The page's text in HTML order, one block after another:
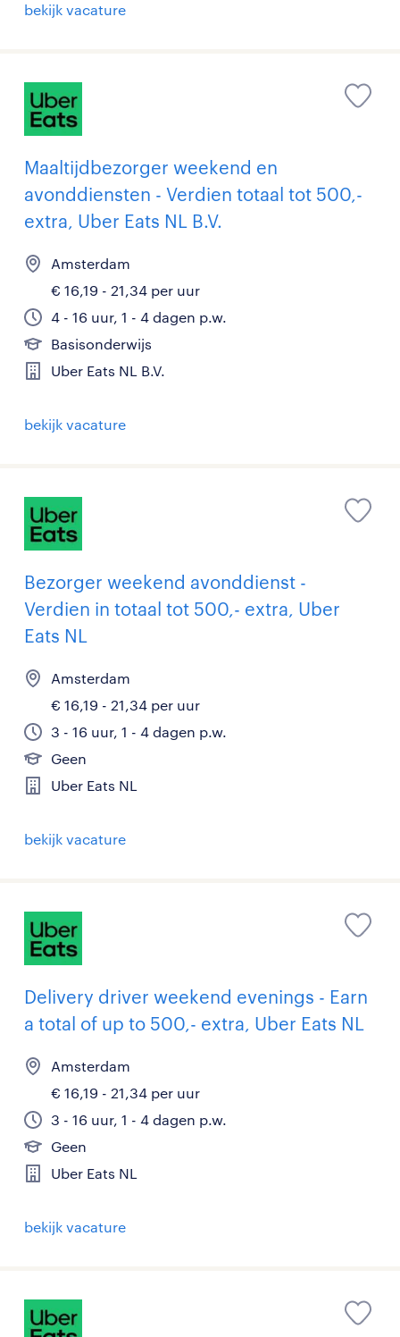
bekijk vacature
Maaltijdbezorger weekend en
avonddiensten - Verdien totaal tot 500,-
extra, Uber Eats NL B.V.
Amsterdam
€ 16,19 - 21,34 per uur
4 - 16 uur, 1 - 4 dagen p.w.
Basisonderwijs
Uber Eats NL B.V.
bekijk vacature
Bezorger weekend avonddienst -
Verdien in totaal tot 500,- extra, Uber
Eats NL
Amsterdam
€ 16,19 - 21,34 per uur
3 - 16 uur, 1 - 4 dagen p.w.
Geen
Uber Eats NL
bekijk vacature
Delivery driver weekend evenings - Earn
a total of up to 500,- extra, Uber Eats NL
Amsterdam
€ 16,19 - 21,34 per uur
3 - 16 uur, 1 - 4 dagen p.w.
Geen
Uber Eats NL
bekijk vacature